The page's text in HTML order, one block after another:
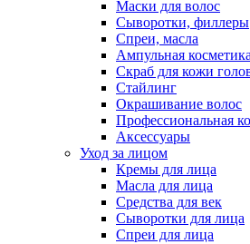
Маски для волос
Сыворотки, филлеры
Спреи, масла
Ампульная
Скраб для кожи
Стайлинг
Окрашивание волос
Профессиональная
Аксессуары
Уход за лицом
Кремы для лица
Масла для лица
Средства для век
Сыворотки для лица
Спреи для лица